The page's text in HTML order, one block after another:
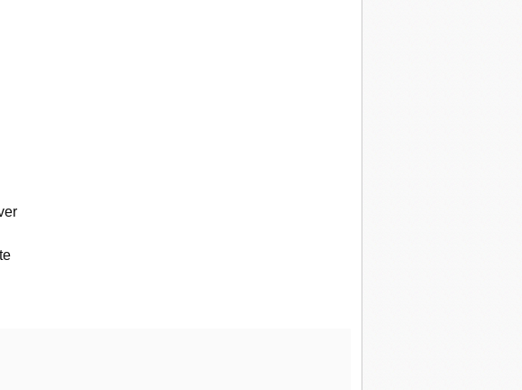
l'heure
flamboyante
un corps fier
est nu comme un ver